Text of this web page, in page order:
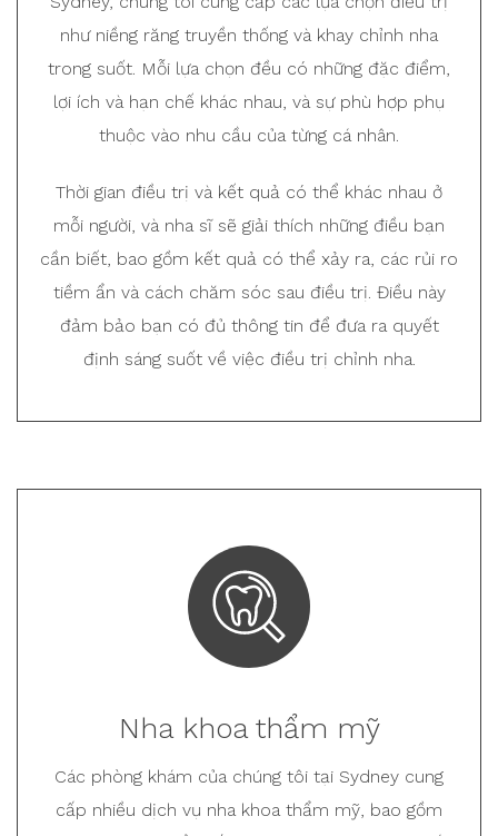
như niềng răng truyền thống và khay chỉnh nha
trong suốt. Mỗi lựa chọn đều có những đặc điểm,
lợi ích và hạn chế khác nhau, và sự phù hợp phụ
thuộc vào nhu cầu của từng cá nhân.
Thời gian điều trị và kết quả có thể khác nhau ở
mỗi người, và nha sĩ sẽ giải thích những điều bạn
cần biết, bao gồm kết quả có thể xảy ra, các rủi ro
tiềm ẩn và cách chăm sóc sau điều trị. Điều này
đảm bảo bạn có đủ thông tin để đưa ra quyết
định sáng suốt về việc điều trị chỉnh nha.
Nha khoa thẩm mỹ
Các phòng khám của chúng tôi tại Sydney cung
cấp nhiều dịch vụ nha khoa thẩm mỹ, bao gồm